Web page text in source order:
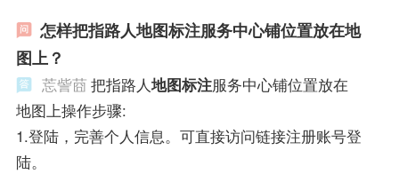
怎样把指路人地图标注服务中心铺位置放在地
图上？
莣訾莔 把指路人地图标注服务中心铺位置放在
地图上操作步骤:
1.登陆，完善个人信息。可直接访问链接注册账号登
陆。